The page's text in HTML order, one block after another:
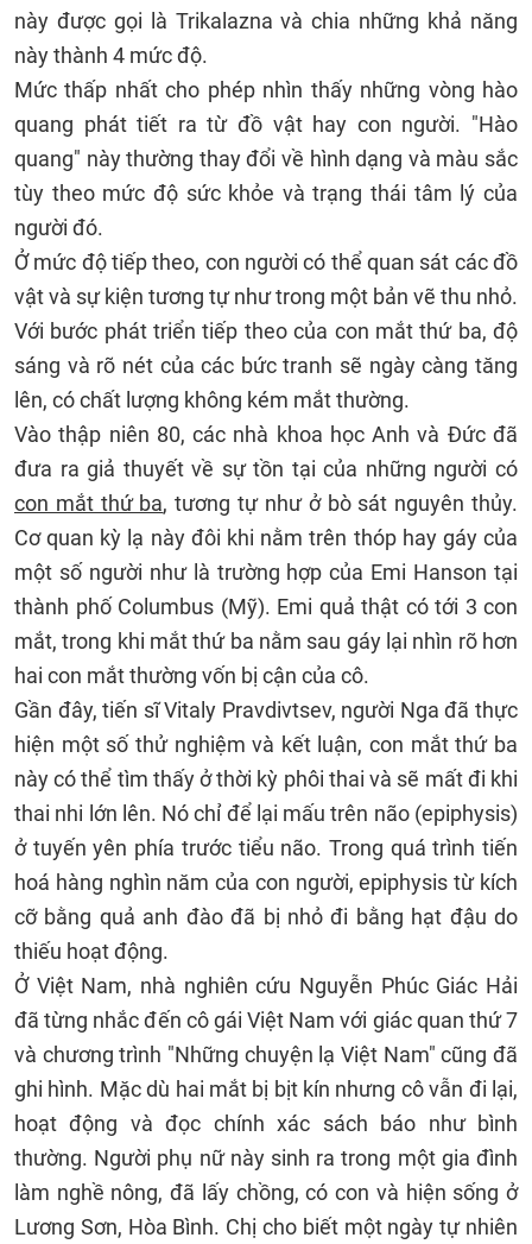
này được gọi là Trikalazna và chia những khả năng
này thành 4 mức độ.
Mức thấp nhất cho phép nhìn thấy những vòng hào
quang phát tiết ra từ đồ vật hay con người. "Hào
quang" này thường thay đổi về hình dạng và màu sắc
tùy theo mức độ sức khỏe và trạng thái tâm lý của
người đó.
Ở mức độ tiếp theo, con người có thể quan sát các đồ
vật và sự kiện tương tự như trong một bản vẽ thu nhỏ.
Với bước phát triển tiếp theo của con mắt thứ ba, độ
sáng và rõ nét của các bức tranh sẽ ngày càng tăng
lên, có chất lượng không kém mắt thường.
Vào thập niên 80, các nhà khoa học Anh và Đức đã
đưa ra giả thuyết về sự tồn tại của những người có
con mắt thứ ba, tương tự như ở bò sát nguyên thủy.
Cơ quan kỳ lạ này đôi khi nằm trên thóp hay gáy của
một số người như là trường hợp của Emi Hanson tại
thành phố Columbus (Mỹ). Emi quả thật có tới 3 con
mắt, trong khi mắt thứ ba nằm sau gáy lại nhìn rõ hơn
hai con mắt thường vốn bị cận của cô.
Gần đây, tiến sĩ Vitaly Pravdivtsev, người Nga đã thực
hiện một số thử nghiệm và kết luận, con mắt thứ ba
này có thể tìm thấy ở thời kỳ phôi thai và sẽ mất đi khi
thai nhi lớn lên. Nó chỉ để lại mấu trên não (epiphysis)
ở tuyến yên phía trước tiểu não. Trong quá trình tiến
hoá hàng nghìn năm của con người, epiphysis từ kích
cỡ bằng quả anh đào đã bị nhỏ đi bằng hạt đậu do
thiếu hoạt động.
Ở Việt Nam, nhà nghiên cứu Nguyễn Phúc Giác Hải
đã từng nhắc đến cô gái Việt Nam với giác quan thứ 7
và chương trình "Những chuyện lạ Việt Nam" cũng đã
ghi hình. Mặc dù hai mắt bị bịt kín nhưng cô vẫn đi lại,
hoạt động và đọc chính xác sách báo như bình
thường. Người phụ nữ này sinh ra trong một gia đình
làm nghề nông, đã lấy chồng, có con và hiện sống ở
Lương Sơn, Hòa Bình. Chị cho biết một ngày tự nhiên